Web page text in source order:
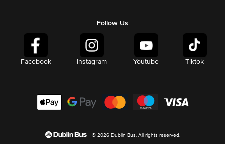
Follow Us
Facebook Instagram Youtube Tiktok
© 2026 Dublin Bus. All rights reserved.